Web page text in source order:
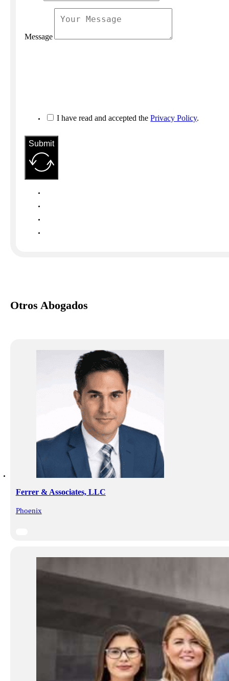
Message
I have read and accepted thePrivacy Policy.
Submit
Otros Abogados
Ferrer & Associates, LLC
Phoenix